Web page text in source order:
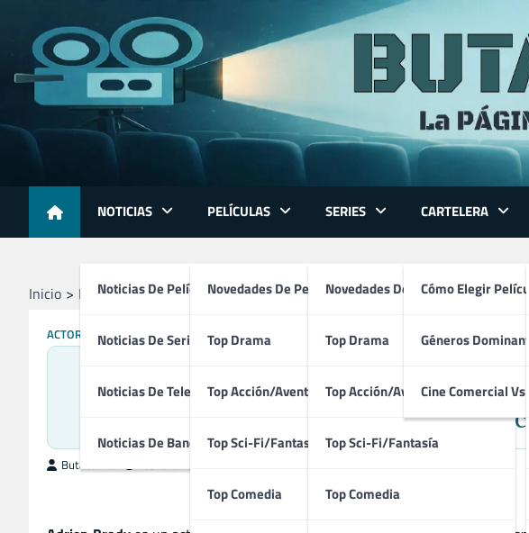
content
NOTICIAS
Noticias De Películas
Noticias De Series
Noticias De Televisión
Noticias De Bandas Sonoras
PELÍCULAS
Novedades De Películas
Top Drama
Top Acción/Aventura
Top Sci-Fi/Fantasía
Top Comedia
SERIES
Novedades De Series
Top Drama
Top Acción/Aventura
Top Sci-Fi/Fantasía
Top Comedia
CARTELERA
Cómo Elegir
Géneros
Cine Comercial Vs
Inicio Profesionales Actores Adrien Brody
ACTORES PRODUCTORES
Ganador del
ButacaMax